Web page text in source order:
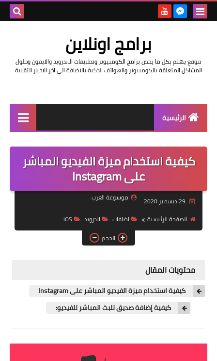
برامج اونلاين
موقع يهتم بكل ما يخص برامج الكومبيوتر وتطبيقات الاندرويد والايفون وحلول
المشاكل المتعلقة بالكومبيوتر والهواتف الذكية بالاضافة الى آخر الاخبار التقنية
الرئيسية
مراجعات
حماية
اندرويد
آيفون
ويندوز
انترنت
الربح من الانترنت
كيفية استخدام ميزة الفيديو المباشر
على Instagram
موسوعة العرب
الصفحة الرئيسية
اضافات اندرويد
iOS
الحجم
محتويات المقال
كيفية استخدام ميزة الفيديو المباشر على Instagram
كيفية إضافة صديق للبث المباشر للفيديو: